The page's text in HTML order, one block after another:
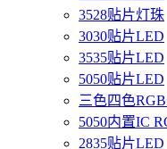
3528贴片灯珠
3030贴片LED
3535贴片LED
5050贴片LED
三色四色
5050内置IC
2835贴片LED